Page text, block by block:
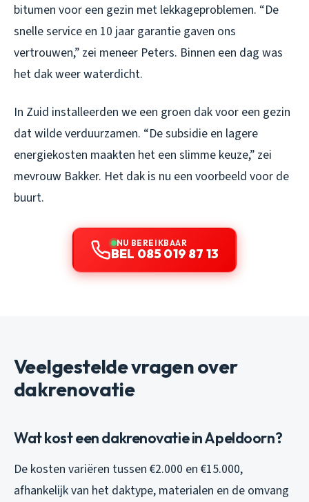
bitumen voor een gezin met lekkageproblemen. “De
snelle service en 10 jaar garantie gaven ons
vertrouwen,” zei meneer Peters. Binnen een dag was
het dak weer waterdicht.
In Zuid installeerden we een groen dak voor een gezin
dat wilde verduurzamen. “De subsidie en lagere
energiekosten maakten het een slimme keuze,” zei
mevrouw Bakker. Het dak is nu een voorbeeld voor de
buurt.
NU BEREIKBAAR
BEL 085 019 87 13
Veelgestelde vragen over
dakrenovatie
Wat kost een dakrenovatie in Apeldoorn?
De kosten variëren tussen €2.000 en €15.000,
afhankelijk van het daktype, materialen en de omvang